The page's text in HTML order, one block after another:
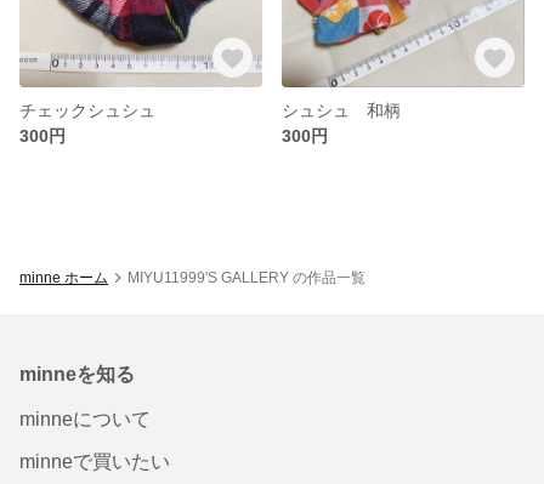
チェックシュシュ
300円
シュシュ 和柄
300円
minne ホーム MIYU11999'S GALLERY の作品一覧
minneを知る
minneについて
minneで買いたい